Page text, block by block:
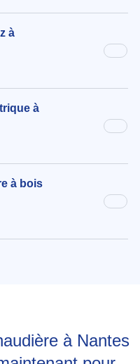
à
à
à bois
à Nantes